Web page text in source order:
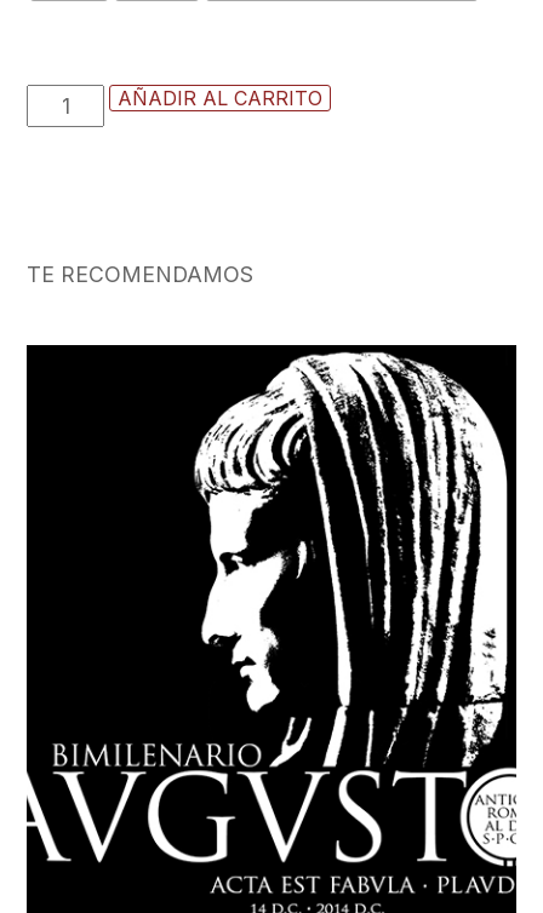
Camiseta
Hoplomachus
AÑADIR AL CARRITO
TE RECOMENDAMOS